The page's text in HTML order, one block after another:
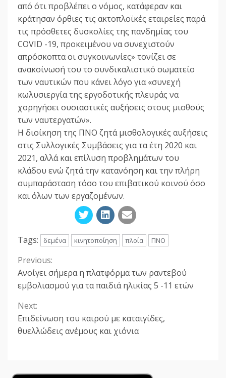
από ότι προβλέπει ο νόμος, κατάφεραν και
κράτησαν όρθιες τις ακτοπλοϊκές εταιρείες παρά
τις πρόσθετες δυσκολίες της πανδημίας του
COVID -19, προκειμένου να συνεχιστούν
απρόσκοπτα οι συγκοινωνίες» τονίζει σε
ανακοίνωσή του το συνδικαλιστικό σωματείο
των ναυτικών που κάνει λόγο για «συνεχή
κωλυσιεργία της εργοδοτικής πλευράς να
χορηγήσει ουσιαστικές αυξήσεις στους μισθούς
των ναυτεργατών».
Η διοίκηση της ΠΝΟ ζητά μισθολογικές αυξήσεις
στις Συλλογικές Συμβάσεις για τα έτη 2020 και
2021, αλλά και επίλυση προβλημάτων του
κλάδου ενώ ζητά την κατανόηση και την πλήρη
συμπαράσταση τόσο του επιβατικού κοινού όσο
και όλων των εργαζομένων.
Tags: δεμένα κινητοποίηση πλοία ΠΝΟ
Continue
Reading
Previous:
Ανοίγει σήμερα η πλατφόρμα των ραντεβού
εμβολιασμού για τα παιδιά ηλικίας 5 -11 ετών
Next:
Επιδείνωση του καιρού με καταιγίδες,
θυελλώδεις ανέμους και χιόνια